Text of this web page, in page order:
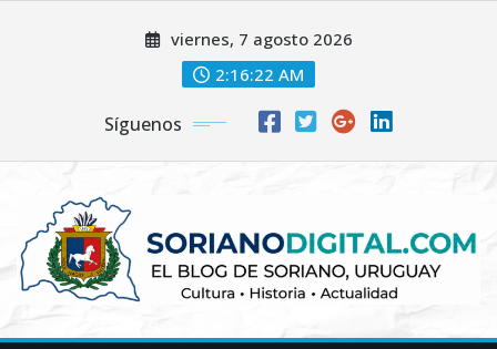
viernes, 7 agosto 2026
2:16:23 AM
Síguenos